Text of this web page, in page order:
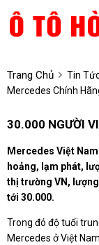
Trang Chủ Tin
Mercedes Chính
30.000 NGƯỜI
Mercedes Việt
hoảng, lạm phát,
thị trường VN,
tới 30.000.
Trong đó độ tuổi
Mercedes ở Việt